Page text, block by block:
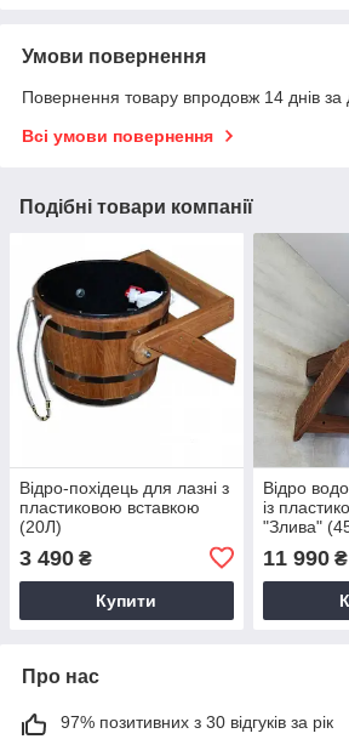
Умови повернення
Повернення товару впродовж 14 днів за
Всі умови повернення
Подібні товари компанії
Відро-похідець для лазні з
пластиковою вставкою
(20Л)
3 490 ₴
Купити
Відро
із
"Злива"
11 990₴
Про нас
97% позитивних з 30 відгуків за рік